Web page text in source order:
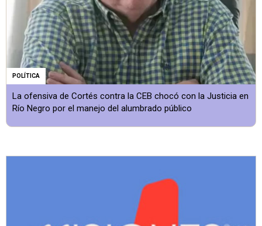
POLÍTICA
La ofensiva de Cortés contra la CEB chocó con la Justicia en
Río Negro por el manejo del alumbrado público